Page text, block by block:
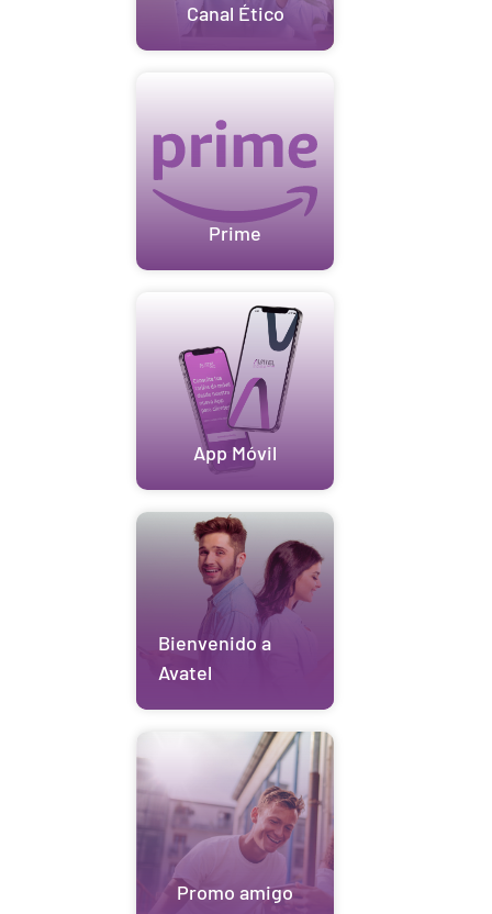
Canal Ético
Prime
App Móvil
Bienvenido a
Avatel
Promo amigo